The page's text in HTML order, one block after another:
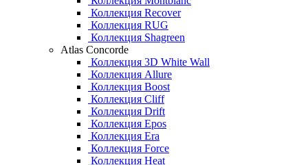
Коллекция Recover
Коллекция RUG
Коллекция Shagreen
Atlas Concorde
Коллекция 3D White Wall
Коллекция Allure
Коллекция Boost
Коллекция Cliff
Коллекция Drift
Коллекция Epos
Коллекция Era
Коллекция Force
Коллекция Heat